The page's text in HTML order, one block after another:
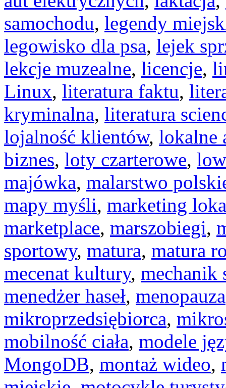
samochodu, legendy
legowisko dla psa, lejek
lekcje muzealne, licencje,
Linux, literatura faktu,
kryminalna, literatura
lojalność klientów, lokalne
biznes, loty czarterowe,
majówka, malarstwo
mapy myśli, marketing
marketplace, marszobiegi,
sportowy, matura, matura
mecenat kultury, mechanik
menedżer haseł, menopauza
mikroprzedsiębiorca,
mobilność ciała, modele
MongoDB, montaż wideo,